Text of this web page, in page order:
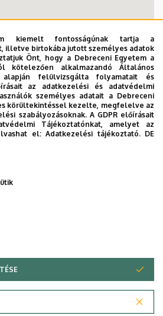
kiemelt fontosságúnak tartja a
illetve birtokába jutott személyes adatok
Önt, hogy a Debreceni Egyetem a
kötelezően alkalmazandó Általános
alapján felülvizsgálta folyamatait és
az adatkezelési és adatvédelmi
személyes adatait a Debreceni
körültekintéssel kezelte, megfelelve az
szabályozásoknak. A GDPR előírásait
Tájékoztatónkat, amelyet az
el:Adatkezelési tájékoztató. DE